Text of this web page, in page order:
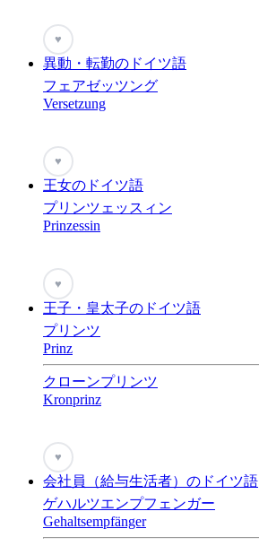
♥
異動・転勤のドイツ語
フェアゼッツング
Versetzung
♥
王女のドイツ語
プリンツェッスィン
Prinzessin
♥
王子・皇太子のドイツ語
プリンツ
Prinz
クローンプリンツ
Kronprinz
♥
会社員（給与生活者）のドイツ語
ゲハルツエンプフェンガー
Gehaltsempfänger